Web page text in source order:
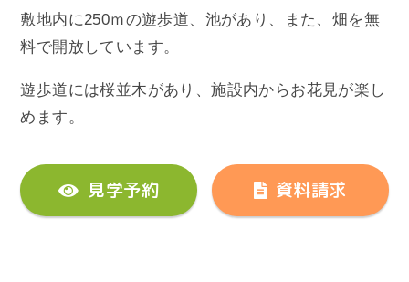
敷地内に250ｍの遊歩道、池があり、また、畑を無
料で開放しています。
遊歩道には桜並木があり、施設内からお花見が楽し
めます。
見学予約 資料請求